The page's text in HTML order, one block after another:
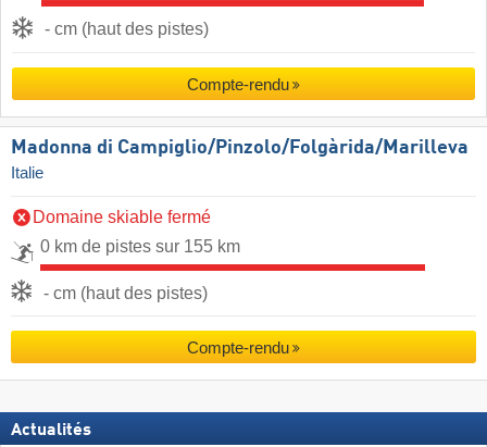
- cm (haut des pistes)
Compte-rendu
Madonna di Campiglio/​Pinzolo/​Folgàrida/​Marilleva
Italie
Domaine skiable fermé
0 km de pistes sur 155 km
- cm (haut des pistes)
Compte-rendu
Actualités